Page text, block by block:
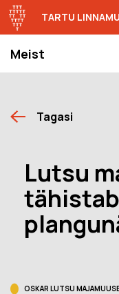
Meist
TARTU
Tagasi
Lutsu
OSKAR LUTSU